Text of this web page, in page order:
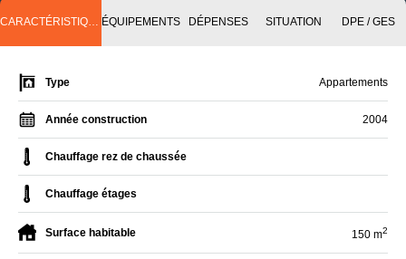
CARACTÉRISTIQUES ÉQUIPEMENTS DÉPENSES SITUATION DPE / GES
Type Appartements
Année construction 2004
Chauffage rez de chaussée
Chauffage étages
Surface habitable 150 m2